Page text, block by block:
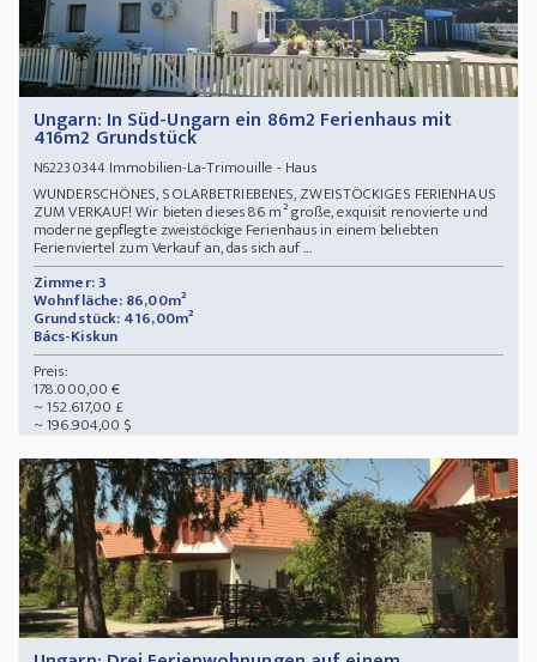
Ungarn: In Süd-Ungarn ein 86m2 Ferienhaus mit
416m2 Grundstück
N62230344Immobilien-La-Trimouille - Haus
WUNDERSCHÖNES, SOLARBETRIEBENES, ZWEISTÖCKIGES FERIENHAUS
ZUM VERKAUF! Wir bieten dieses 86 m² große, exquisit renovierte und
moderne gepflegte zweistöckige Ferienhaus in einem beliebten
Ferienviertel zum Verkauf an, das sich auf ...
Zimmer: 3
Wohnfläche: 86,00m²
Grundstück: 416,00m²
Bács-Kiskun
Preis:
178.000,00 €
~ 152.617,00 £
~ 196.904,00 $